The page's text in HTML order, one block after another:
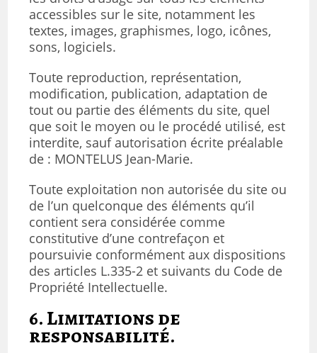
accessibles sur le site, notamment les
textes, images, graphismes, logo, icônes,
sons, logiciels.
Toute reproduction, représentation,
modification, publication, adaptation de
tout ou partie des éléments du site, quel
que soit le moyen ou le procédé utilisé, est
interdite, sauf autorisation écrite préalable
de : MONTELUS Jean-Marie.
Toute exploitation non autorisée du site ou
de l’un quelconque des éléments qu’il
contient sera considérée comme
constitutive d’une contrefaçon et
poursuivie conformément aux dispositions
des articles L.335-2 et suivants du Code de
Propriété Intellectuelle.
6. Limitations de
responsabilité.